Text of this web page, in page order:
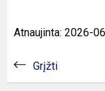
Atnaujinta: 2026-
Grįžti